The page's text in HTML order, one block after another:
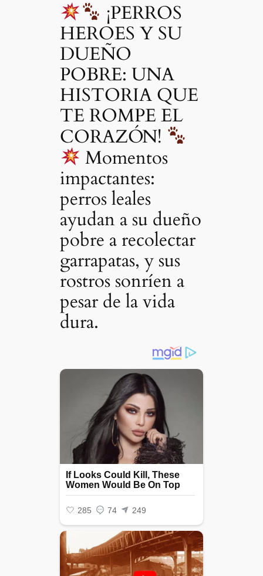
¡PERROS
HEROES Y SU
DUEÑO
POBRE: UNA
HISTORIA QUE
TE ROMPE EL
CORAZÓN!
Momentos
impactantes:
perros leales
ayudan a su dueño
pobre a recolectar
garrapatas, y sus
rostros sonríen a
pesar de la vida
dura.